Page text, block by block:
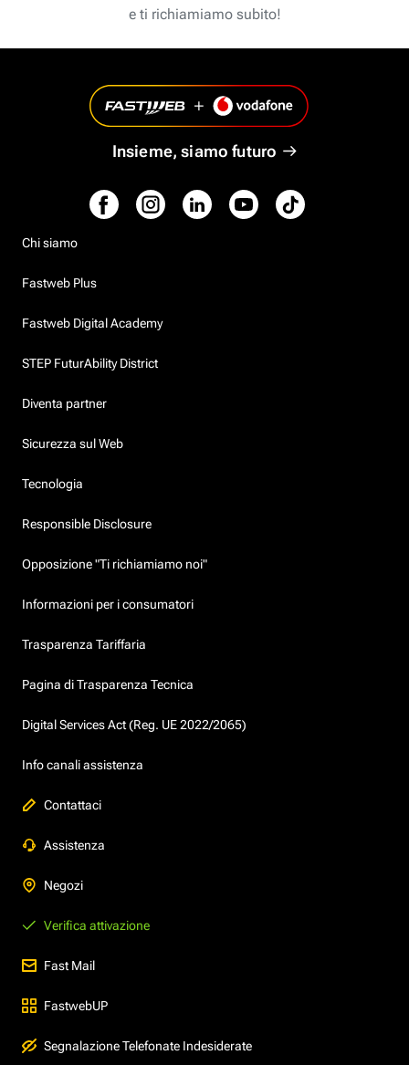
e ti richiamiamo subito!
Insieme, siamo futuro
Chi siamo
Fastweb Plus
Fastweb Digital Academy
STEP FuturAbility District
Diventa partner
Sicurezza sul Web
Tecnologia
Responsible Disclosure
Opposizione "Ti richiamiamo noi"
Informazioni per i consumatori
Trasparenza Tariffaria
Pagina di Trasparenza Tecnica
Digital Services Act (Reg. UE 2022/2065)
Info canali assistenza
Contattaci
Assistenza
Negozi
Verifica attivazione
Fast Mail
FastwebUP
Segnalazione Telefonate Indesiderate